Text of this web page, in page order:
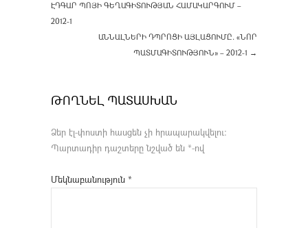
ԷԴԳԱՐ ՊՈՅԻ ԳԵՂԱԳԻՏՈՒԹՅԱՆ ՀԱՄԱԿԱՐԳՈՒՄ –
2012-1
ԱՆՆԱԼՆԵՐԻ ԴՊՐՈՑԻ ԱՅԼԱՑՈՒՄԸ. «ՆՈՐ
ՊԱՏՄԱԳԻՏՈՒԹՅՈՒՆ» – 2012-1 →
ԹՈՂՆԵԼ ՊԱՏԱՍԽԱՆ
Ձեր էլ-փոստի հասցեն չի հրապարակվելու։
Պարտադիր դաշտերը նշված են *-ով
Մեկնաբանություն *